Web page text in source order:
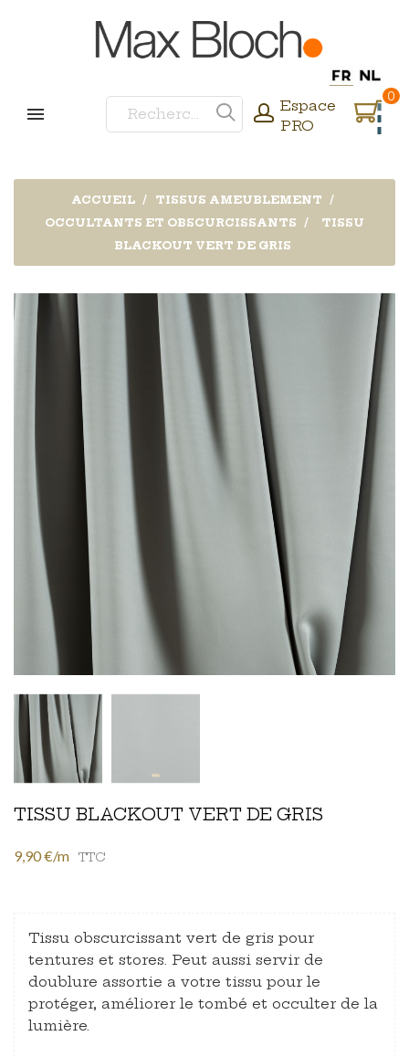
Espace
PRO
0
ACCUEIL
TISSUS AMEUBLEMENT
OCCULTANTS ET OBSCURCISSANTS
TISSU
BLACKOUT VERT DE GRIS
TISSU BLACKOUT VERT DE GRIS
9,90 €/m TTC
Tissu obscurcissant vert de gris pour
tentures et stores. Peut aussi servir de
doublure assortie a votre tissu pour le
protéger, améliorer le tombé et occulter de la
lumière.